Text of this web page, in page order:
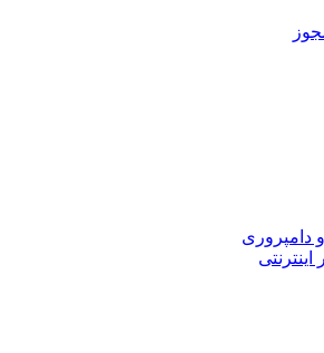
دامپروری